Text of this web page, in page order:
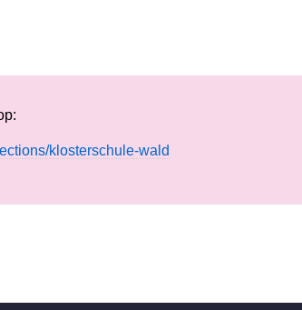
klosterschule-wald